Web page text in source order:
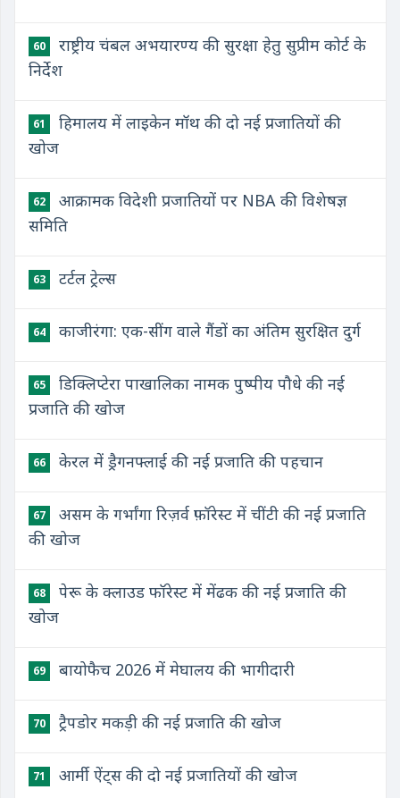
60
राष्ट्रीय चंबल अभयारण्य की सुरक्षा हेतु सुप्रीम कोर्ट के
निर्देश
61
हिमालय में लाइकेन मॉथ की दो नई प्रजातियों की
खोज
62
आक्रामक विदेशी प्रजातियों पर NBA की विशेषज्ञ
समिति
63 टर्टल ट्रेल्स
64 काजीरंगा: एक-सींग वाले गैंडों का अंतिम सुरक्षित दुर्ग
65
डिक्लिप्टेरा पाखालिका नामक पुष्पीय पौधे की नई
प्रजाति की खोज
66 केरल में ड्रैगनफ्लाई की नई प्रजाति की पहचान
67
असम के गर्भांगा रिज़र्व फ़ॉरेस्ट में चींटी की नई प्रजाति
की खोज
68
पेरू के क्लाउड फॉरेस्ट में मेंढक की नई प्रजाति की
खोज
69 बायोफैच 2026 में मेघालय की भागीदारी
70 ट्रैपडोर मकड़ी की नई प्रजाति की खोज
71 आर्मी ऐंट्स की दो नई प्रजातियों की खोज